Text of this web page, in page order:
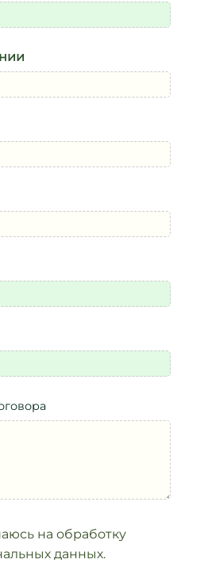
на обработку
данных.